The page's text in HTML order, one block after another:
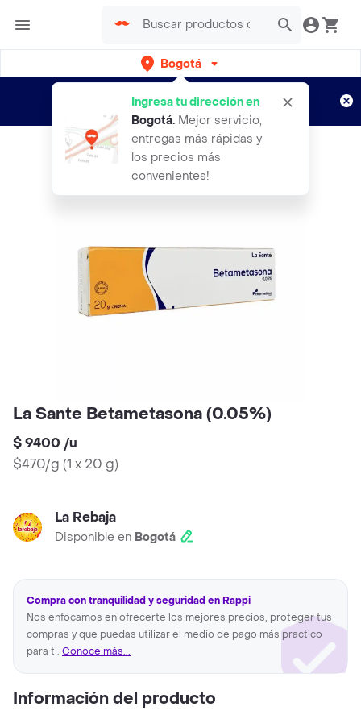
Bogotá
Ingresa tu dirección en
Bogotá. Mejor servicio,
entregas más rápidas y
los precios más
convenientes!
envíos gratis por semanas
Aplican TyC
La Sante Betametasona (0.05%)
$ 9400 /u
$470/g (1 x 20 g)
La Rebaja
Disponible en Bogotá
Compra con tranquilidad y seguridad en Rappi
Nos enfocamos en ofrecerte los mejores precios, proteger tus
compras y que puedas utilizar el medio de pago más practico
para ti. Conoce más...
Información del producto